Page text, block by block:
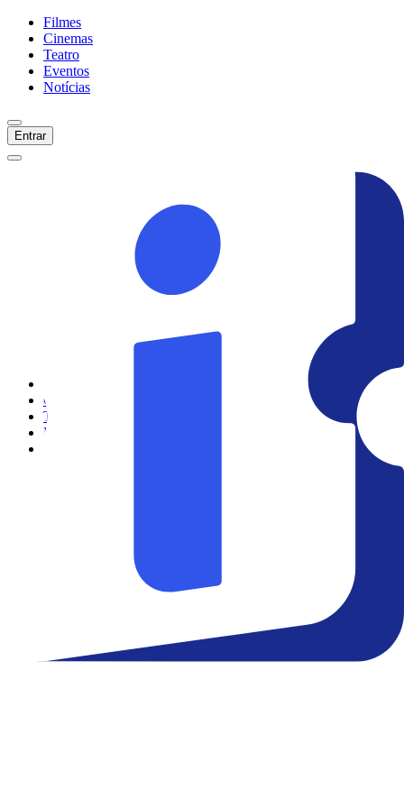
Filmes
Cinemas
Teatro
Eventos
Notícias
Entrar
Cinemas
Teatro
Eventos